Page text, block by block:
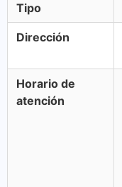
Tipo
Dirección
Horario de
atención